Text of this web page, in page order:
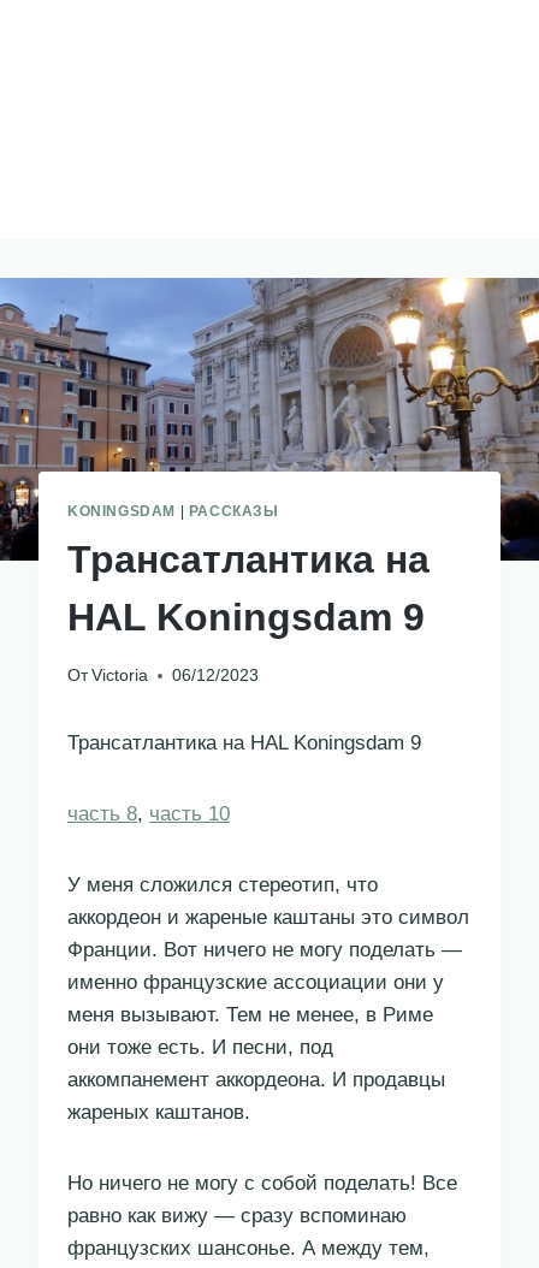
KONINGSDAM РАССКАЗЫ
Трансатлантика на
HAL Koningsdam 9
От Victoria 06/12/2023
Трансатлантика на HAL Koningsdam 9
часть 8, часть 10
У меня сложился стереотип, что
аккордеон и жареные каштаны это символ
Франции. Вот ничего не могу поделать —
именно французские ассоциации они у
меня вызывают. Тем не менее, в Риме
они тоже есть. И песни, под
аккомпанемент аккордеона. И продавцы
жареных каштанов.
Но ничего не могу с собой поделать! Все
равно как вижу — сразу вспоминаю
французских шансонье. А между тем,